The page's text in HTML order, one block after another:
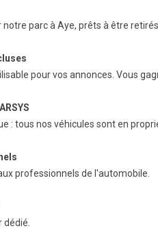
parc à Aye, prêts à être
pour vos annonces. Vous
: tous nos véhicules sont en
professionnels de l'automobile.